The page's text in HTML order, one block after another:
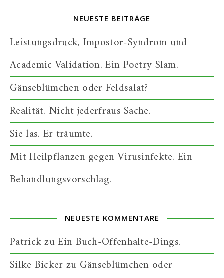
NEUESTE BEITRÄGE
Leistungsdruck, Impostor-Syndrom und
Academic Validation. Ein Poetry Slam.
Gänseblümchen oder Feldsalat?
Realität. Nicht jederfraus Sache.
Sie las. Er träumte.
Mit Heilpflanzen gegen Virusinfekte. Ein
Behandlungsvorschlag.
NEUESTE KOMMENTARE
PatrickzuEin Buch-Offenhalte-Dings.
Silke Bickerzu Gänseblümchen oder